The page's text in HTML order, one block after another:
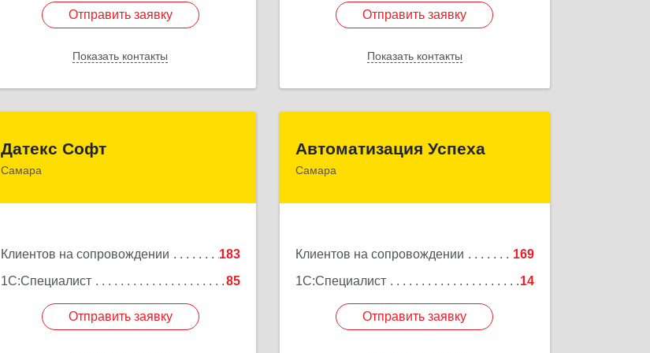
Отправить заявку
Показать контакты
Отправить заявку
Назад
Отправить заявку
Показать контакты
Отправить заявку
Назад
Датекс Софт
Самара
Клиентов на сопровождении
183
1С:Специалист
85
Отправить заявку
443070, Самарская обл, Самара г,
Отправить заявку
Автоматизация Успеха
Самара
Клиентов на сопровождении
169
1С:Специалист
14
Отправить заявку
443011, Самарская обл, Самара г, 22
Отправить заявку